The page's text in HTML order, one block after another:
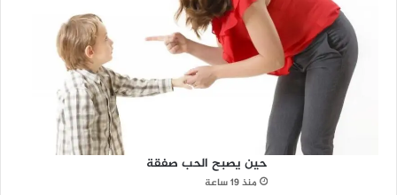
حين يصبح الحب صفقة
منذ 19 ساعة